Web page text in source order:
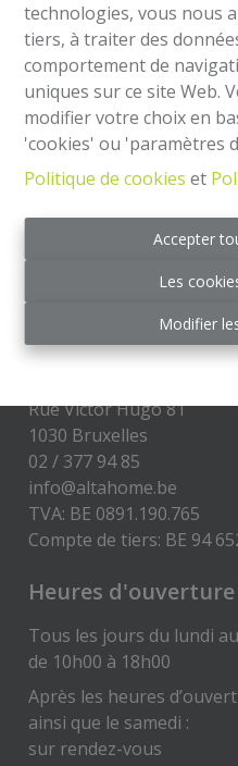
technologies, vous nous
tiers, à traiter des
comportement de
uniques sur ce site Web.
modifier votre choix en
'cookies' ou 'paramètres
Politique de cookies et
Accepter
Les
Modifier
Agent immobilier
IPI 504.813- Belgique
Institut professionnel
du Luxembourg 16 B -
Code de déontologie:
https://www.ipi.be/
police n° 730.390.160
Privacy
Contact
Rue Victor Hugo 81
1030 Bruxelles
02 / 377 94 85
info@altahome.be
TVA: BE 0891.190.765
Compte de tiers: BE 94
Heures d'ouverture
Tous les jours du lundi
de 10h00 à 18h00
Après les heures
ainsi que le samedi :
sur rendez-vous